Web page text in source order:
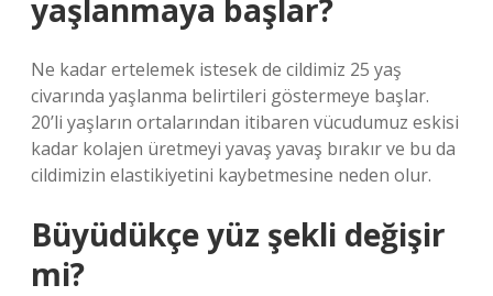
yaşlanmaya başlar?
Ne kadar ertelemek istesek de cildimiz 25 yaş
civarında yaşlanma belirtileri göstermeye başlar.
20’li yaşların ortalarından itibaren vücudumuz eskisi
kadar kolajen üretmeyi yavaş yavaş bırakır ve bu da
cildimizin elastikiyetini kaybetmesine neden olur.
Büyüdükçe yüz şekli değişir
mi?